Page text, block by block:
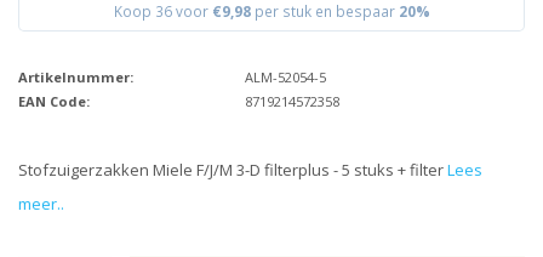
Koop 36 voor €9,98per stuk en bespaar 20%
Artikelnummer:
ALM-52054-5
EAN Code:
8719214572358
Stofzuigerzakken Miele F/J/M 3-D filterplus - 5 stuks + filterLees
meer..